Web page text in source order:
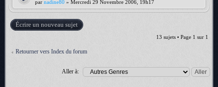
par nadine80 » Mercredi 29 Novembre 2006, 19h17
Écrire un nouveau sujet
13 sujets • Page 1 sur 1
Retourner vers Index du forum
Aller à: